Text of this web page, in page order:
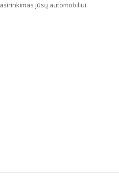
jūsų automobiliui.